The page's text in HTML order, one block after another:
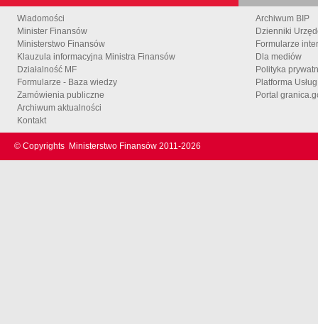
Wiadomości
Minister Finansów
Ministerstwo Finansów
Klauzula informacyjna Ministra Finansów
Działalność MF
Formularze - Baza wiedzy
Zamówienia publiczne
Archiwum aktualności
Kontakt
Archiwum BIP
Dzienniki
Formularze
Dla mediów
Polityka
Platforma
Portal
© Copyrights Ministerstwo Finansów 2011-2026